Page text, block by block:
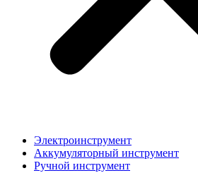
Электроинструмент
Аккумуляторный инструмент
Ручной инструмент